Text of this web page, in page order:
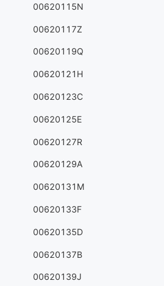
00620115N
00620117Z
00620119Q
00620121H
00620123C
00620125E
00620127R
00620129A
00620131M
00620133F
00620135D
00620137B
00620139J